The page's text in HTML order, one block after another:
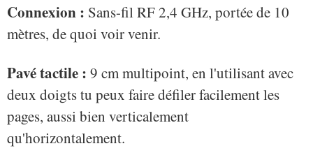
Connexion : Sans-fil RF 2,4 GHz, portée de 10
mètres, de quoi voir venir.
Pavé tactile : 9 cm multipoint, en l'utilisant avec
deux doigts tu peux faire défiler facilement les
pages, aussi bien verticalement
qu'horizontalement.